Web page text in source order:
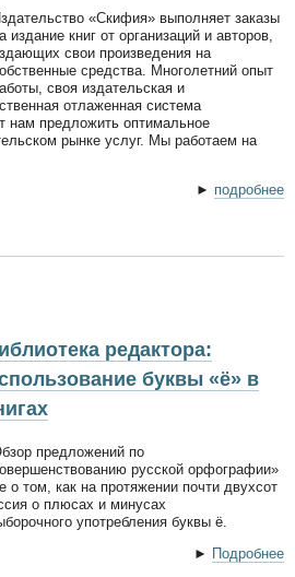
«Скифия» выполняет заказы
издание книг от организаций и авторов,
свои произведения на
средства. Многолетний опыт
своя издательская и
отлаженная система
нам предложить оптимальное
рынке услуг. Мы работаем на
► подробнее
редактора:
буквы «ё» в
предложений по
русской орфографии»
о том, как на протяжении почти двухсот
о плюсах и минусах
употребления буквы ё.
► Подробнее